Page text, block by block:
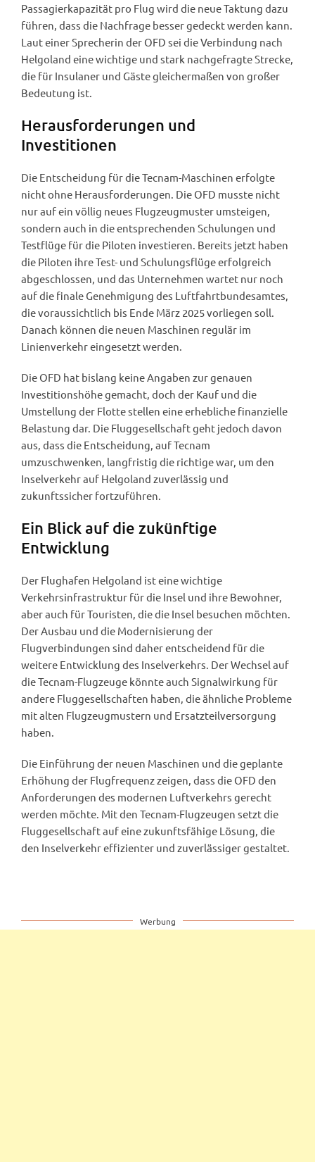
Passagierkapazität pro Flug wird die neue Taktung dazu
führen, dass die Nachfrage besser gedeckt werden kann.
Laut einer Sprecherin der OFD sei die Verbindung nach
Helgoland eine wichtige und stark nachgefragte Strecke,
die für Insulaner und Gäste gleichermaßen von großer
Bedeutung ist.
Herausforderungen und
Investitionen
Die Entscheidung für die Tecnam-Maschinen erfolgte
nicht ohne Herausforderungen. Die OFD musste nicht
nur auf ein völlig neues Flugzeugmuster umsteigen,
sondern auch in die entsprechenden Schulungen und
Testflüge für die Piloten investieren. Bereits jetzt haben
die Piloten ihre Test- und Schulungsflüge erfolgreich
abgeschlossen, und das Unternehmen wartet nur noch
auf die finale Genehmigung des Luftfahrtbundesamtes,
die voraussichtlich bis Ende März 2025 vorliegen soll.
Danach können die neuen Maschinen regulär im
Linienverkehr eingesetzt werden.
Die OFD hat bislang keine Angaben zur genauen
Investitionshöhe gemacht, doch der Kauf und die
Umstellung der Flotte stellen eine erhebliche finanzielle
Belastung dar. Die Fluggesellschaft geht jedoch davon
aus, dass die Entscheidung, auf Tecnam
umzuschwenken, langfristig die richtige war, um den
Inselverkehr auf Helgoland zuverlässig und
zukunftssicher fortzuführen.
Ein Blick auf die zukünftige
Entwicklung
Der Flughafen Helgoland ist eine wichtige
Verkehrsinfrastruktur für die Insel und ihre Bewohner,
aber auch für Touristen, die die Insel besuchen möchten.
Der Ausbau und die Modernisierung der
Flugverbindungen sind daher entscheidend für die
weitere Entwicklung des Inselverkehrs. Der Wechsel auf
die Tecnam-Flugzeuge könnte auch Signalwirkung für
andere Fluggesellschaften haben, die ähnliche Probleme
mit alten Flugzeugmustern und Ersatzteilversorgung
haben.
Die Einführung der neuen Maschinen und die geplante
Erhöhung der Flugfrequenz zeigen, dass die OFD den
Anforderungen des modernen Luftverkehrs gerecht
werden möchte. Mit den Tecnam-Flugzeugen setzt die
Fluggesellschaft auf eine zukunftsfähige Lösung, die
den Inselverkehr effizienter und zuverlässiger gestaltet.
Werbung